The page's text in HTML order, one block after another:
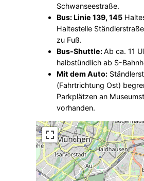
Schwanseestraße.
Bus: Linie 139, 145
Haltestelle
zu Fuß.
Bus-Shuttle:Ab ca. 11
halbstündlich ab S-
Mit dem Auto:
(Fahrtrichtung Ost)
Parkplätzen an
vorhanden.